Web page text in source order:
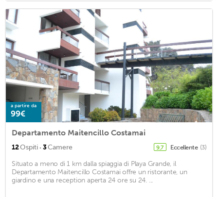
a partire da
99€
Departamento Maitencillo Costamai
12Ospiti · 3Camere 9,7 Eccellente (3)
Situato a meno di 1 km dalla spiaggia di Playa Grande, il
Departamento Maitencillo Costamai offre un ristorante, un
giardino e una reception aperta 24 ore su 24. ...